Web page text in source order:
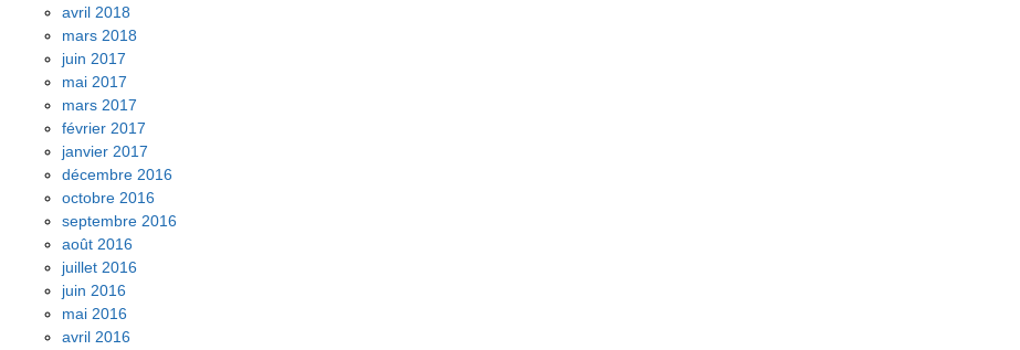
avril 2018
mars 2018
juin 2017
mai 2017
mars 2017
février 2017
janvier 2017
décembre 2016
octobre 2016
septembre 2016
août 2016
juillet 2016
juin 2016
mai 2016
avril 2016